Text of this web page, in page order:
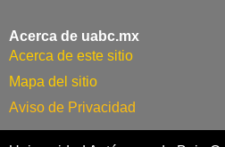
Acerca de uabc.mx
Acerca de este sitio
Mapa del sitio
Aviso de Privacidad